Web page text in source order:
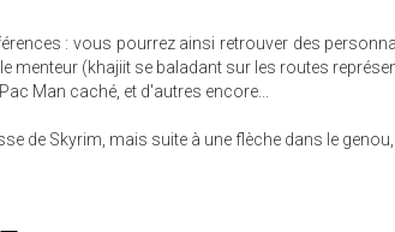
: vous pourrez ainsi retrouver des
menteur (khajiit se baladant sur les routes
Man caché, et d'autres encore...
de Skyrim, mais suite à une flèche dans le genou,